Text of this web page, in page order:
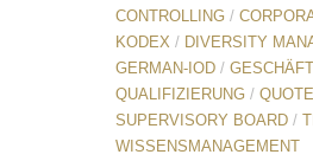
CONTROLLING /
KODEX / DIVERSITY
GERMAN-IOD /
QUALIFIZIERUNG / QUOTE
SUPERVISORY BOARD /
WISSENSMANAGEMENT